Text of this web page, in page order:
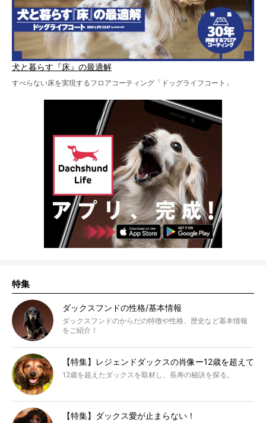
犬と暮らす『床』の最適解
すべらない床を実現するフロアコーティング「ドッグライフコート」
特集
ダックスフンドの性格/基本情報
ダックスフンドのからだの特徴や性格、歴史など基本情報
をご紹介！
【特集】レジェンドダックスの肖像ー12歳を超えて
12歳を超えたダックスを取材し、長寿の秘訣を探る。
【特集】ダックス愛が止まらない！